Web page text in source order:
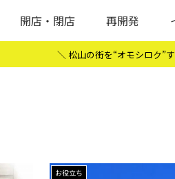
開店・閉店 再開発
＼ 松山の街を“オモシロク”
お役立ち